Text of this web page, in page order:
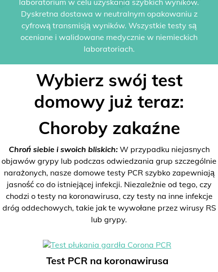
laboratorium w celu uzyskania szybkich wyników.
Dyskretna dostawa w neutralnym opakowaniu z
cyfrową transmisją wyników. Wszystkie testy są
oceniane i walidowane medycznie w niemieckich
laboratoriach.
Wybierz swój test
domowy już teraz:
Choroby zakaźne
Chroń siebie i swoich bliskich:W przypadku niejasnych
objawów grypy lub podczas odwiedzania grup szczególnie
narażonych, nasze domowe testy PCR szybko zapewniają
jasność co do istniejącej infekcji. Niezależnie od tego, czy
chodzi o testy na koronawirusa, czy testy na inne infekcje
dróg oddechowych, takie jak te wywołane przez wirusy RS
lub grypy.
Test PCR na koronawirusa